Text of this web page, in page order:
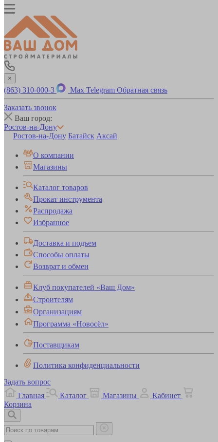
×
(863) 310-000-3 Max Telegram Обратная связь
Заказать звонок
Ваш город:
Ростов-на-Дону
Ростов-на-Дону Батайск Аксай
О компании
Магазины
Каталог товаров
Прокат инструмента
Распродажа
Избранное
Доставка и подъем
Способы оплаты
Возврат и обмен
Клуб покупателей «Ваш Дом»
Строителям
Организациям
Программа «Новосёл»
Поставщикам
Политика конфиденциальности
Задать вопрос
Главная
Каталог Магазины
Кабинет
Корзина